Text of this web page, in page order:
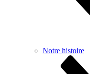
Notre histoire